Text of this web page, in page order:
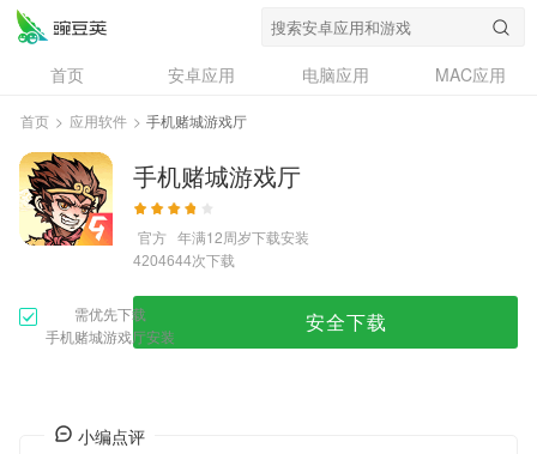
首页 安卓应用 电脑应用
MAC应用
资讯
专题
问答
首页 > 应用软件 > 手机赌城游戏厅
手机赌城游戏厅
官方 年满12周岁下载安装
4204644次下载
需优先下载
手机赌城游戏厅安装
安全下载
小编点评